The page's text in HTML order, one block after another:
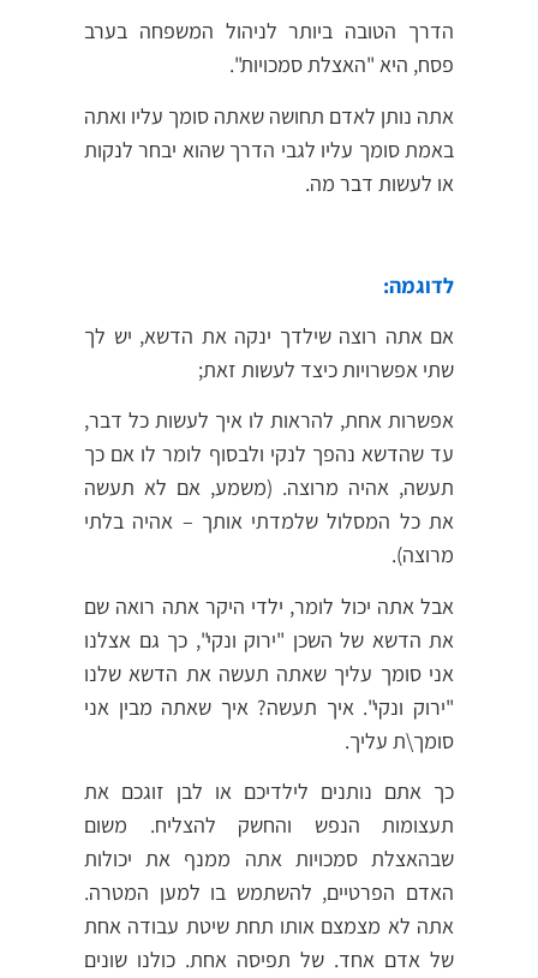
הדרך הטובה ביותר לניהול המשפחה בערב
פסח, היא "האצלת סמכויות".
אתה נותן לאדם תחושה שאתה סומך עליו ואתה
באמת סומך עליו לגבי הדרך שהוא יבחר לנקות
או לעשות דבר מה.
לדוגמה:
אם אתה רוצה שילדך ינקה את הדשא, יש לך
שתי אפשרויות כיצד לעשות זאת;
אפשרות אחת, להראות לו איך לעשות כל דבר,
עד שהדשא נהפך לנקי ולבסוף לומר לו אם כך
תעשה, אהיה מרוצה. (משמע, אם לא תעשה
את כל המסלול שלמדתי אותך – אהיה בלתי
מרוצה).
אבל אתה יכול לומר, ילדי היקר אתה רואה שם
את הדשא של השכן "ירוק ונקי", כך גם אצלנו
אני סומך עליך שאתה תעשה את הדשא שלנו
"ירוק ונקי". איך תעשה? איך שאתה מבין אני
סומך\ת עליך.
כך אתם נותנים לילדיכם או לבן זוגכם את
תעצומות הנפש והחשק להצליח. משום
שבהאצלת סמכויות אתה ממנף את יכולות
האדם הפרטיים, להשתמש בו למען המטרה.
אתה לא מצמצם אותו תחת שיטת עבודה אחת
של אדם אחד. של תפיסה אחת. כולנו שונים